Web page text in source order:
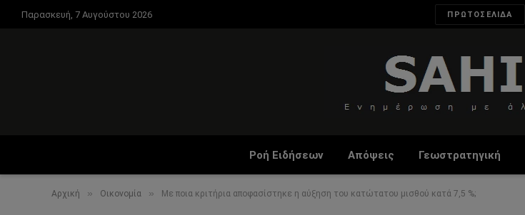
Παρασκευή, 7 Αυγούστου 2026 ΠΡΩΤΟΣΕΛΙΔΑ
Ροή Ειδήσεων Απόψεις Γεωστρατηγική
Αρχική » Οικονομία » Με ποια κριτήρια αποφασίστηκε η αύξηση του κατώτατου μισθού κατά 7,5 %;